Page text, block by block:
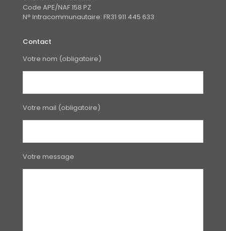
Code APE/NAF 158 PZ
N° Intracommunautaire: FR31 911 445 633
Contact
Votre nom (obligatoire)
Votre mail (obligatoire)
Votre message